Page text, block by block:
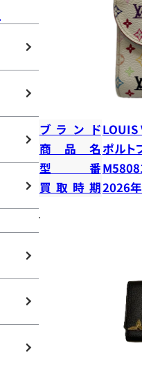
ブランドLOUIS
商品名ポルト
型番
買取時期2026